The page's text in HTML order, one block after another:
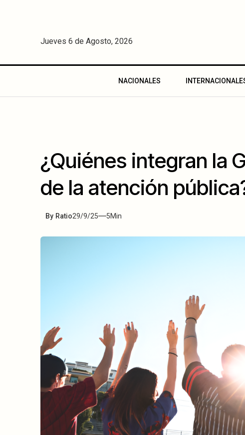
Jueves 6 de Agosto, 2026
NACIONALES
¿Quiénes integran la
de la atención
By Ratio29/9/25 5Min